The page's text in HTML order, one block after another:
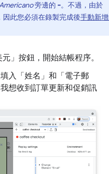
旁邊的 -。不過，由於
此您必須在錄製完成後手動新
」 按鈕，開始結帳程序。
入「姓名」 和「電子郵
想收到訂單更新和促銷訊